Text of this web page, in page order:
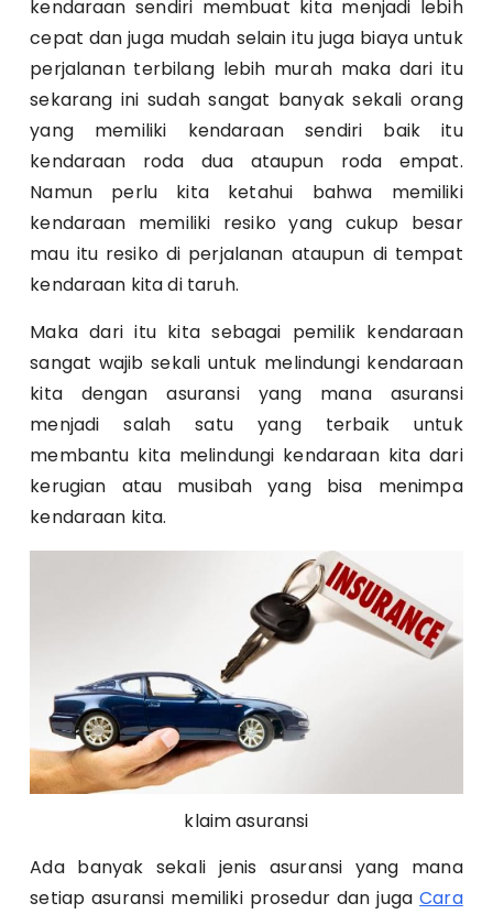
kendaraan sendiri membuat kita menjadi lebih
cepat dan juga mudah selain itu juga biaya untuk
perjalanan terbilang lebih murah maka dari itu
sekarang ini sudah sangat banyak sekali orang
yang memiliki kendaraan sendiri baik itu
kendaraan roda dua ataupun roda empat.
Namun perlu kita ketahui bahwa memiliki
kendaraan memiliki resiko yang cukup besar
mau itu resiko di perjalanan ataupun di tempat
kendaraan kita di taruh.
Maka dari itu kita sebagai pemilik kendaraan
sangat wajib sekali untuk melindungi kendaraan
kita dengan asuransi yang mana asuransi
menjadi salah satu yang terbaik untuk
membantu kita melindungi kendaraan kita dari
kerugian atau musibah yang bisa menimpa
kendaraan kita.
klaim asuransi
Ada banyak sekali jenis asuransi yang mana
setiap asuransi memiliki prosedur dan jugaCara